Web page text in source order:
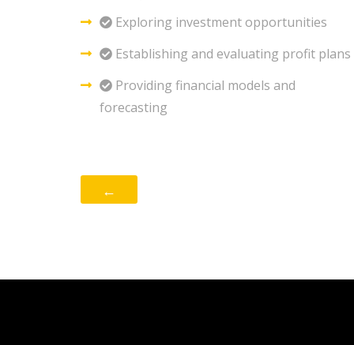
Exploring investment opportunities
Establishing and evaluating profit plans
Providing financial models and
forecasting
←